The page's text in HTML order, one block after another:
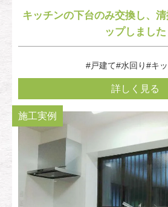
キッチンの下台のみ交換し、
ップしました
#戸建て#水回り#キ
詳しく見る
施工実例